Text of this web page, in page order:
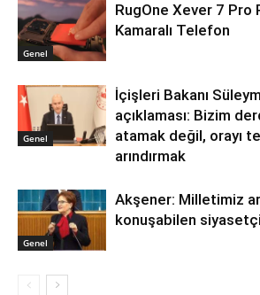
Genel
RugOne Xever 7 Pro
Kamaralı Telefon
Genel
İçişleri Bakanı
açıklaması: Bizim
atamak değil, orayı
arındırmak
Genel
Akşener: Milletimiz
konuşabilen